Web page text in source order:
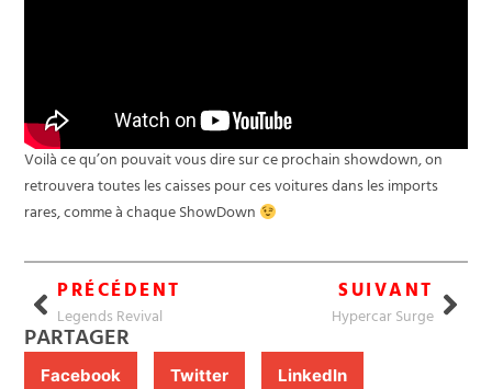
Voilà ce qu’on pouvait vous dire sur ce prochain showdown, on
retrouvera toutes les caisses pour ces voitures dans les imports
rares, comme à chaque ShowDown
PRÉCÉDENT
Legends Revival
SUIVANT
Hypercar Surge
PARTAGER
Facebook Twitter LinkedIn